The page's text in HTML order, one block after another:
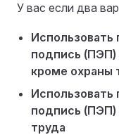
У вас если два
подпись (ПЭП)
кроме охраны
подпись (ПЭП)
труда